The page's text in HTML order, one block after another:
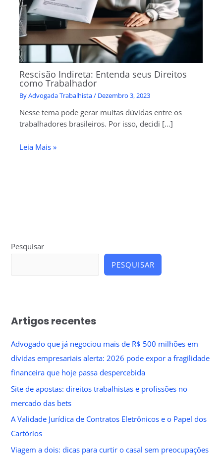
Rescisão Indireta: Entenda seus Direitos
como Trabalhador
ByAdvogada Trabalhista/ Dezembro 3, 2023
Nesse tema pode gerar muitas dúvidas entre os
trabalhadores brasileiros. Por isso, decidi […]
Leia Mais »
Pesquisar
PESQUISAR
Artigos recentes
Advogado que já negociou mais de R$ 500 milhões em
dívidas empresariais alerta: 2026 pode expor a fragilidade
financeira que hoje passa despercebida
Site de apostas: direitos trabalhistas e profissões no
mercado das bets
A Validade Jurídica de Contratos Eletrônicos e o Papel dos
Cartórios
Viagem a dois: dicas para curtir o casal sem preocupações